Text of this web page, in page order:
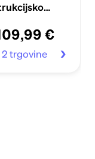
€
2 trgovine